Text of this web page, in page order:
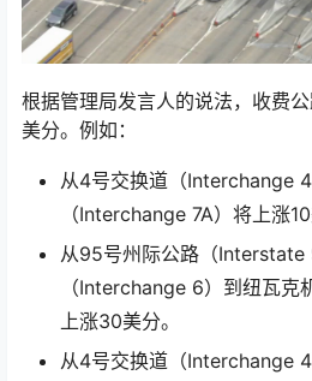
根据管理局发言人的说法，收费
美分。例如：
从4号交换道（Interchange
（Interchange 7A）将上涨10
从95号州际公路（
（Interchange 6）到纽瓦克
上涨30美分。
从4号交换道（Interchange